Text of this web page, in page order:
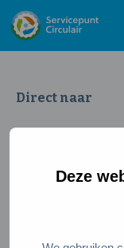
Deze
Direct naar
Wat is een
Meedoen als
Circulaire